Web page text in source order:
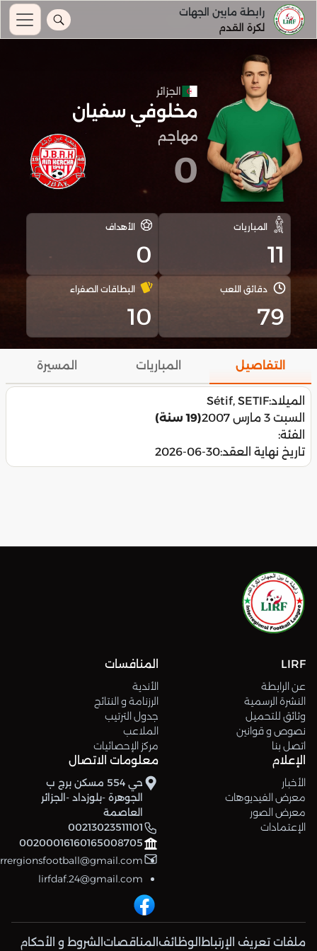
رابطة مابين الجهات
لكرة القدم
الجزائر
مخلوفي سفيان
مهاجم
0
المباريات
11
الأهداف
0
دقائق اللعب
79
البطاقات الصفراء
10
التفاصيل المباريات المسيرة
الميلاد:Sétif, SETIF
السبت 3 مارس 2007
(19 سنة)
الفئة:
تاريخ نهاية العقد:2026-06-30
LIRF
عن الرابطة
النشرة الرسمية
وثائق للتحميل
نصوص و قوانين
اتصل بنا
المنافسات
الأندية
الرزنامة و النتائج
جدول الترتيب
الملاعب
مركز الإحصائيات
الإعلام
الأخبار
معرض الفيديوهات
معرض الصور
الإعتمادات
معلومات الاتصال
حي 554 مسكن برج ب
الجوهرة -بلوزداد -الجزائر
العاصمة
00213023511101
00200016160165008705
lirfdaf.24@gmail.com
ملفات تعريف الإرتباط الوظائف المناقصات الشروط و الأحكام